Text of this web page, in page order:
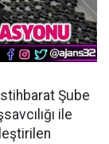
Şube
ile